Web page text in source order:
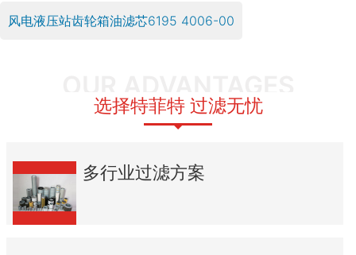
风电液压站齿轮箱油滤芯6195 4006-00
选择特菲特 过滤无忧
多行业过滤方案